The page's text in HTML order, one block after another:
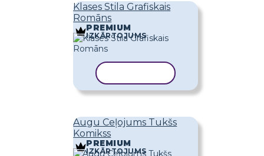
Klases Stila Grafiskais
Romāns
PREMIUM
IZKĀRTOJUMS
Augu Ceļojums Tukšs
Komikss
PREMIUM
IZKĀRTOJUMS